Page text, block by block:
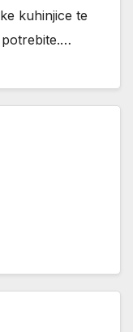
kuhinjice te